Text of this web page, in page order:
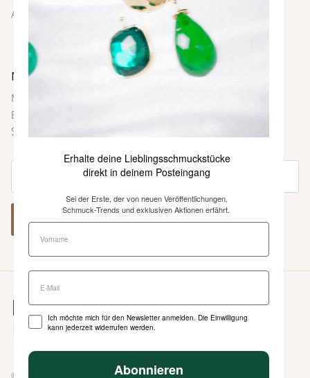
AGBs
Newsletter
Melde dich bei unserem Newsletter an und sei immer als
Erste über neue Farben und Kollektionen, Inspirationen,
Styling-Tipps und weitere Neuigkeiten informiert.
ABONNIEREN
© 2026
Erhalte deine Lieblingsschmuckstücke
direkt in deinem Posteingang
Sei der Erste, der von neuen Veröffentlichungen,
Schmuck-Trends und exklusiven Aktionen erfährt.
Ich möchte mich für den Newsletter anmelden. Die Einwilligung
kann jederzeit widerrufen werden.
Abonnieren